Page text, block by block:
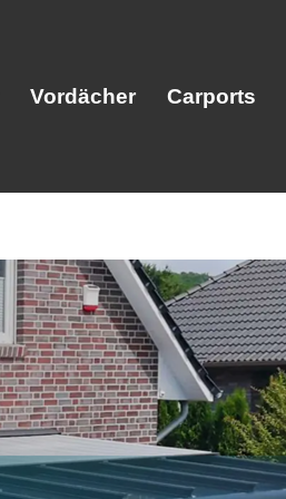
Vordächer Carports